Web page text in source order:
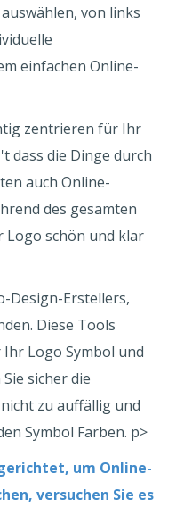
von links
einfachen Online-
zentrieren für Ihr
dass die Dinge durch
auch Online-
des gesamten
Logo schön und klar
Design-Erstellers,
Diese Tools
Logo Symbol und
sicher die
zu auffällig und
Symbol Farben. p>
um Online-
versuchen Sie es